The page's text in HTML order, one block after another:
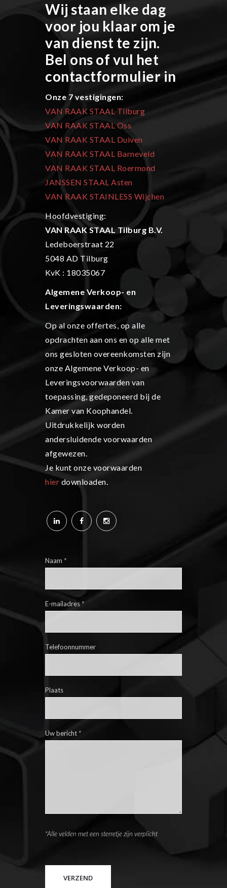
Wij staan elke dag
voor jou klaar om je
van dienst te zijn.
Bel ons of vul het
contactformulier in
Onze 7 vestigingen:
VAN RAAK STAAL Tilburg
VAN RAAK STAAL Oss
VAN RAAK STAAL Duiven
VAN RAAK STAAL Barneveld
VAN RAAK STAAL Roermond
JANSSEN STAAL Asten
VAN RAAK STAINLESS Wijchen
Hoofdvestiging:
VAN RAAK STAAL Tilburg B.V.
Ledeboerstraat 22
5048 AD Tilburg
KvK : 18035067
Algemene Verkoop- en
Leveringswaarden:
Op al onze offertes, op alle
opdrachten aan ons en op alle met
ons gesloten overeenkomsten zijn
onze Algemene Verkoop- en
Leveringsvoorwaarden van
toepassing, gedeponeerd bij de
Kamer van Koophandel.
Uitdrukkelijk worden
andersluidende voorwaarden
afgewezen.
Je kunt onze voorwaarden
hier downloaden.
Naam *
E-mailadres *
Telefoonnummer
Plaats
Uw bericht *
*Alle velden met een sterretje zijn verplicht